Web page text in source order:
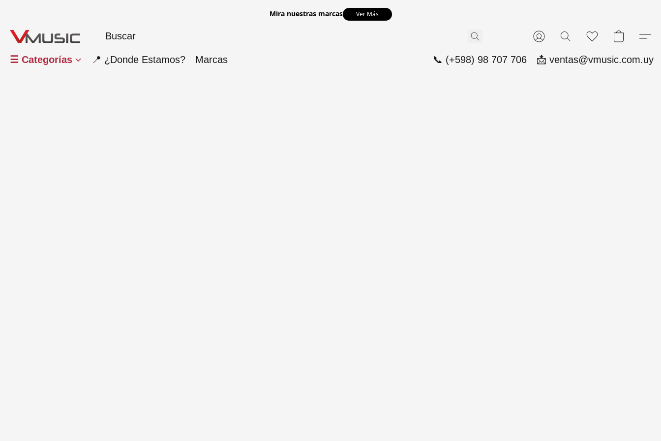
Mira nuestras marcas Ver Más
☰ Categorías 📍 ¿Donde Estamos? Marcas 📞 (+598) 98 707 706 📩 ventas@vmusic.com.uy